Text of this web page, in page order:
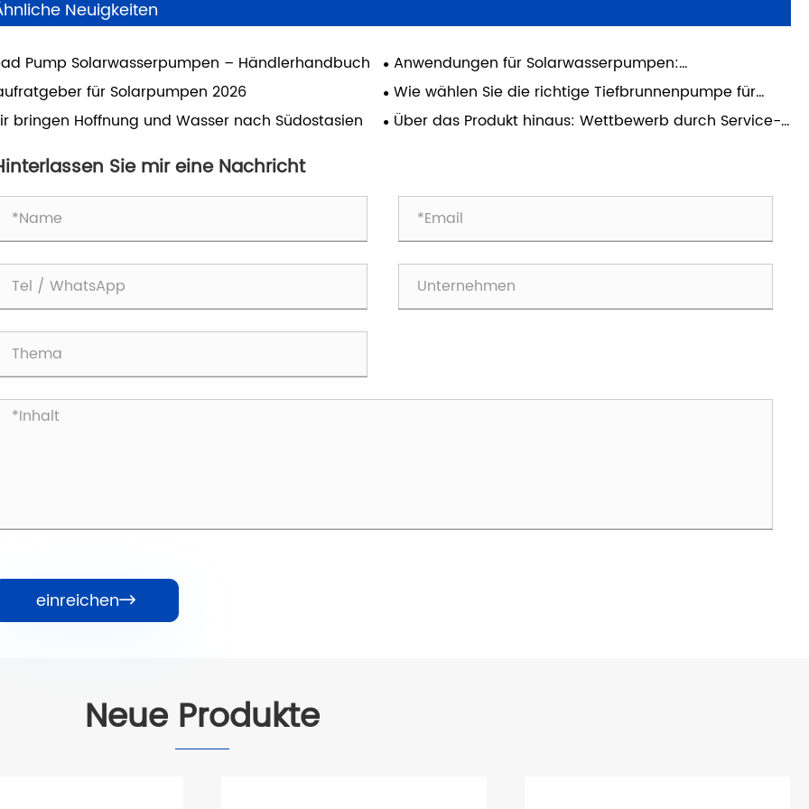
Neuigkeiten
Pump Solarwasserpumpen – Händlerhandbuch
Anwendungen für Solarwasserpumpen:
Landwirtschaft, Viehzucht und Heimgebrauch
für Solarpumpen 2026
Wie wählen Sie die richtige Tiefbrunnenpumpe für
Ihren Betrieb aus?
bringen Hoffnung und Wasser nach Südostasien
Über das Produkt hinaus: Wettbewerb durch Service-
Sie mir eine Nachricht
einreichen
Neue Produkte